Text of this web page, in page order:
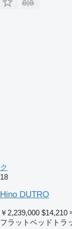
ク
18
Hino DUTRO
￥2,239,000 $14,210
フラットベッドトラ